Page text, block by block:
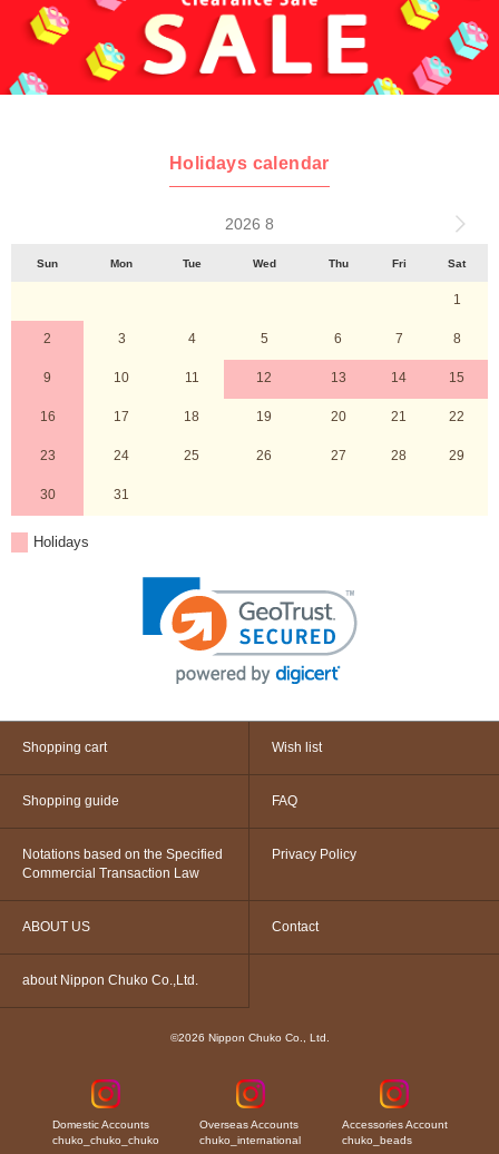
Holidays calendar
2026 8
Sun Mon Tue Wed Thu Fri Sat
1
2 3 4 5 6 7 8
9 10 11 12 13 14 15
16 17 18 19 20 21 22
23 24 25 26 27 28 29
30 31
Holidays
Shopping cart Wish list
Shopping guide FAQ
Notations based on the Specified
Commercial Transaction Law
Privacy Policy
ABOUT US Contact
about Nippon Chuko Co.,Ltd.
©2026 Nippon Chuko Co., Ltd.
Domestic Accounts
chuko_chuko_chuko
Overseas Accounts
chuko_international
Accessories Account
chuko_beads